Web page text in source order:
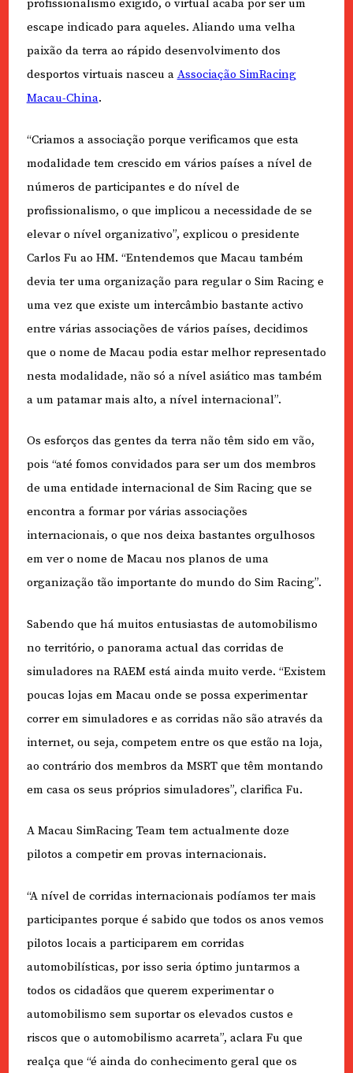
profissionalismo exigido, o virtual acaba por ser um
escape indicado para aqueles. Aliando uma velha
paixão da terra ao rápido desenvolvimento dos
desportos virtuais nasceu a Associação SimRacing
Macau-China.
“Criamos a associação porque verificamos que esta
modalidade tem crescido em vários países a nível de
números de participantes e do nível de
profissionalismo, o que implicou a necessidade de se
elevar o nível organizativo”, explicou o presidente
Carlos Fu ao HM. “Entendemos que Macau também
devia ter uma organização para regular o Sim Racing e
uma vez que existe um intercâmbio bastante activo
entre várias associações de vários países, decidimos
que o nome de Macau podia estar melhor representado
nesta modalidade, não só a nível asiático mas também
a um patamar mais alto, a nível internacional”.
Os esforços das gentes da terra não têm sido em vão,
pois “até fomos convidados para ser um dos membros
de uma entidade internacional de Sim Racing que se
encontra a formar por várias associações
internacionais, o que nos deixa bastantes orgulhosos
em ver o nome de Macau nos planos de uma
organização tão importante do mundo do Sim Racing”.
Sabendo que há muitos entusiastas de automobilismo
no território, o panorama actual das corridas de
simuladores na RAEM está ainda muito verde. “Existem
poucas lojas em Macau onde se possa experimentar
correr em simuladores e as corridas não são através da
internet, ou seja, competem entre os que estão na loja,
ao contrário dos membros da MSRT que têm montando
em casa os seus próprios simuladores”, clarifica Fu.
A Macau SimRacing Team tem actualmente doze
pilotos a competir em provas internacionais.
“A nível de corridas internacionais podíamos ter mais
participantes porque é sabido que todos os anos vemos
pilotos locais a participarem em corridas
automobilísticas, por isso seria óptimo juntarmos a
todos os cidadãos que querem experimentar o
automobilismo sem suportar os elevados custos e
riscos que o automobilismo acarreta”, aclara Fu que
realça que “é ainda do conhecimento geral que os